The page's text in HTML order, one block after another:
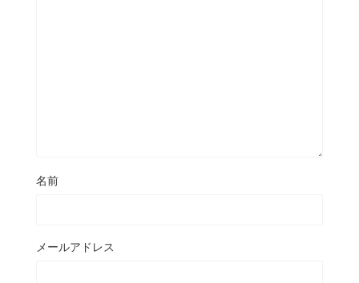
名前
メールアドレス